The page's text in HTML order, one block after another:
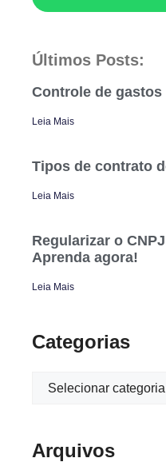
Últimos Posts:
Controle de
Leia Mais
Tipos de contrato
Leia Mais
Regularizar o
Aprenda agora!
Leia Mais
Categorias
Arquivos